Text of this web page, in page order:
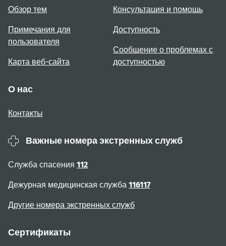
Обзор тем
Примечания для
пользователя
Карта веб-сайта
Консультация и помощь
Доступность
Сообщение о проблемах с
доступностью
О нас
Контакты
Важные номера экстренных служб
Служба спасения 112
Дежурная медицинская служба 116117
Другие номера экстренных служб
Сертификаты